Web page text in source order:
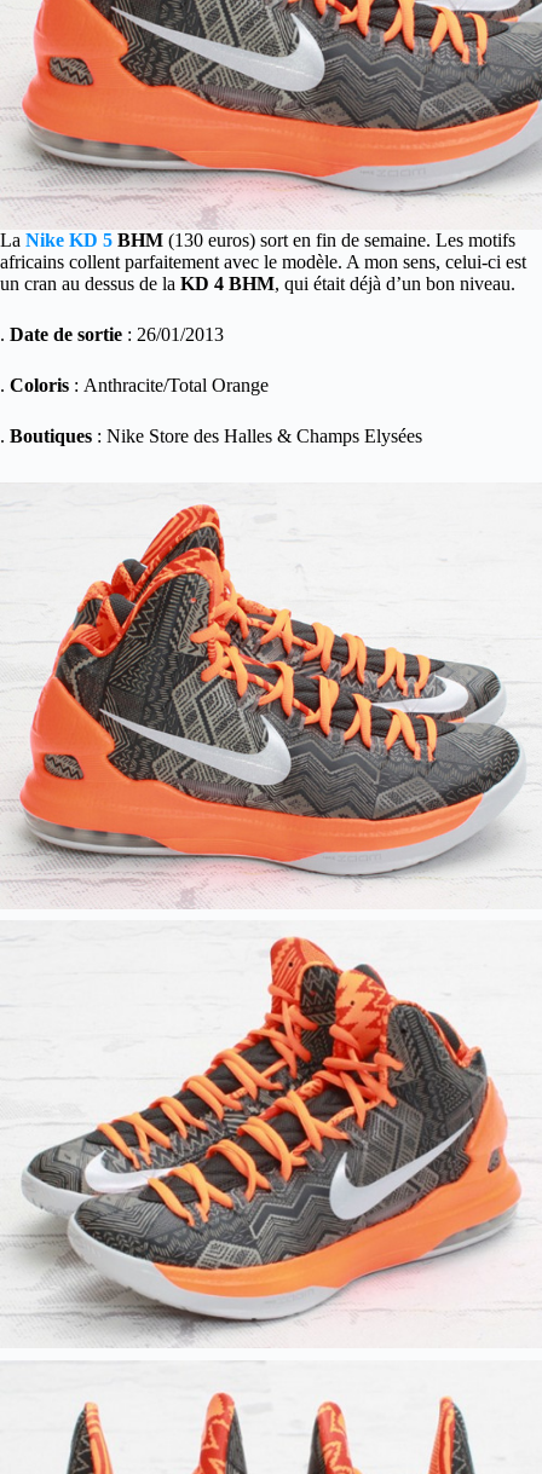
La Nike KD 5 BHM (130 euros) sort en fin de semaine. Les motifs
africains collent parfaitement avec le modèle. A mon sens, celui-ci est
un cran au dessus de la KD 4 BHM, qui était déjà d’un bon niveau.
. Date de sortie : 26/01/2013
. Coloris : Anthracite/Total Orange
. Boutiques : Nike Store des Halles & Champs Elysées